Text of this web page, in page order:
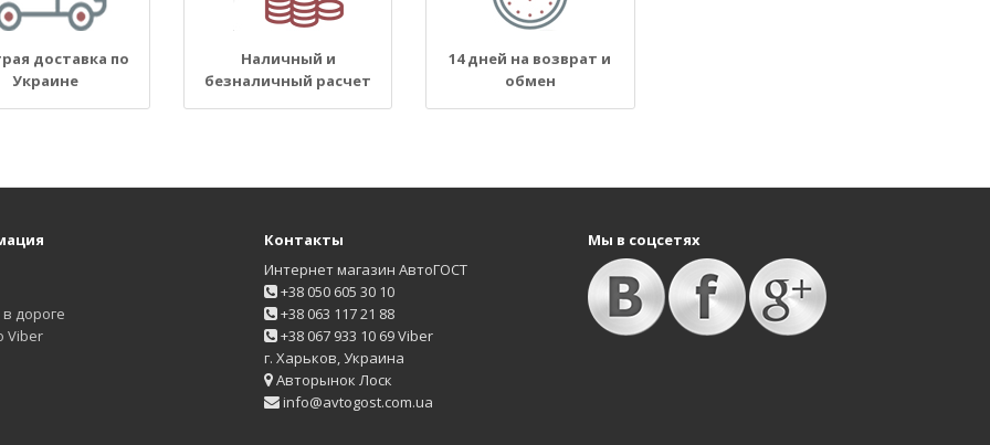
доставка по
Украине
Наличный и
безналичный расчет
14 дней на возврат и
обмен
дороге
Viber
Контакты
Интернет магазин АвтоГОСТ
+38 050 605 30 10
+38 063 117 21 88
+38 067 933 10 69 Viber
г. Харьков, Украина
Авторынок Лоск
info@avtogost.com.ua
Мы в соцсетях